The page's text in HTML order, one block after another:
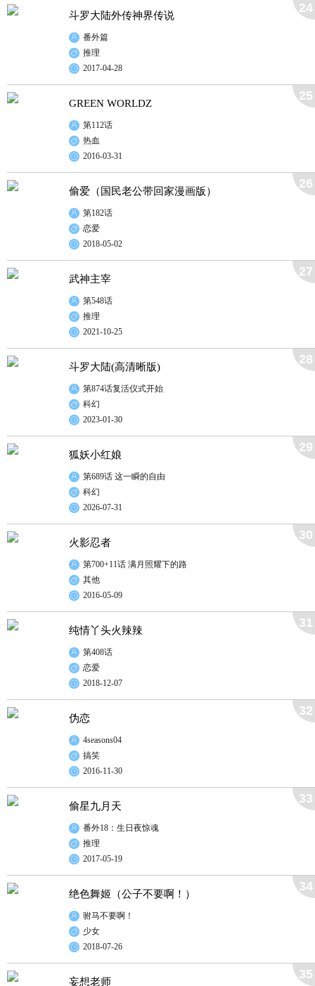
斗罗大陆外传神界传说
番外篇
推理
2017-04-28
24
GREEN WORLDZ
第112话
热血
2016-03-31
25
偷爱（国民老公带回家漫画版）
第182话
恋爱
2018-05-02
26
武神主宰
第548话
推理
2021-10-25
27
斗罗大陆(高清晰版)
第874话复活仪式开始
科幻
2023-01-30
28
狐妖小红娘
第689话 这一瞬的自由
科幻
2026-07-31
29
火影忍者
第700+11话 满月照耀下的路
其他
2016-05-09
30
纯情丫头火辣辣
第408话
恋爱
2018-12-07
31
伪恋
4seasons04
搞笑
2016-11-30
32
偷星九月天
番外18：生日夜惊魂
推理
2017-05-19
33
绝色舞姬（公子不要啊！）
驸马不要啊！
少女
2018-07-26
34
妄想老师
35